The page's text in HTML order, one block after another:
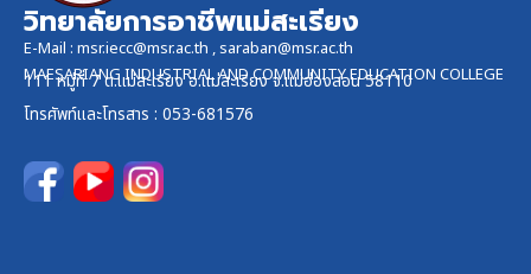
วิทยาลัยการอาชีพแม่สะเรียง
E-Mail : msr.iecc@msr.ac.th ,saraban@msr.ac.th
MAESARIANG INDUSTRIAL AND COMMUNITY EDUCATION COLLEGE
111 หมู่ที่ 7 ต.แม่สะเรียง อ.แม่สะเรียง จ.แม่ฮ่องสอน 58110
โทรศัพท์และโทรสาร : 053-681576